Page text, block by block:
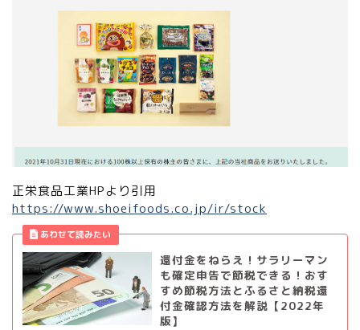
正栄食品工業HPより引用
https://www.shoeifoods.co.jp/ir/stock
還付金をねらえ！サラリーマン
も確定申告で節税できる！おす
すめ節税方法とふるさと納税還
付金確認方法を解説【2022年
版】